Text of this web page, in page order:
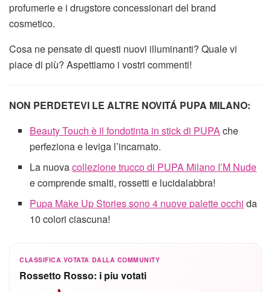
profumerie e i drugstore concessionari del brand
cosmetico.
Cosa ne pensate di questi nuovi illuminanti? Quale vi
piace di più? Aspettiamo i vostri commenti!
NON PERDETEVI LE ALTRE NOVITÁ PUPA MILANO:
Beauty Touch è il fondotinta in stick di PUPAche
perfeziona e leviga l’incarnato.
La nuovacollezione trucco di PUPA Milano I’M Nude
e comprende smalti, rossetti e lucidalabbra!
Pupa Make Up Stories sono 4 nuove palette occhi da
10 colori ciascuna!
CLASSIFICA VOTATA DALLA COMMUNITY
Rossetto Rosso: i piu votati